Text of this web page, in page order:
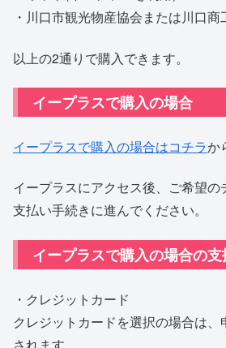
・川口市観光物産協会または川口
以上の2通りで購入できます。
イープラスで購入の場合
イープラスで購入の場合はコチラか
イープラスにアクセス後、ご希望の
支払い手続きに進んでください。
イープラスで購入の場合の
・クレジットカード
クレジットカードを選択の場合は
されます。